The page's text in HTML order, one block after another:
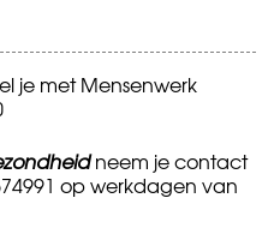
je met Mensenwerk
neem je contact
op werkdagen van